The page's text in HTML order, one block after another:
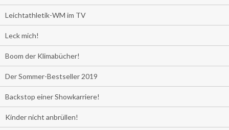
Leichtathletik-WM im TV
Leck mich!
Boom der Klimabücher!
Der Sommer-Bestseller 2019
Backstop einer Showkarriere!
Kinder nicht anbrüllen!